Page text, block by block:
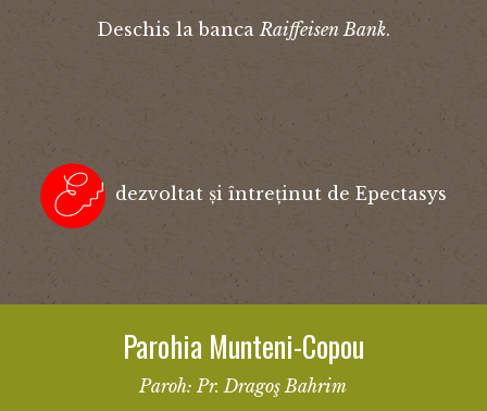
Deschis la banca Raiffeisen Bank.
dezvoltat și întreținut de Epectasys
Parohia Munteni-Copou
Paroh: Pr. Dragoş Bahrim